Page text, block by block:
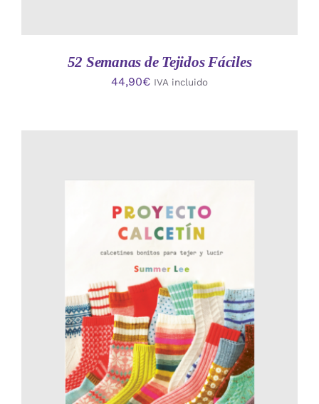
52 Semanas de Tejidos Fáciles
44,90€ IVA incluido
AÑADIR AL CARRITO
/
DETALLES